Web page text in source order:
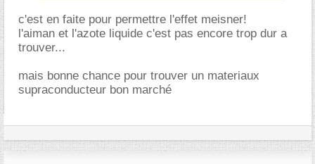
c'est en faite pour permettre l'effet meisner!
l'aiman et l'azote liquide c'est pas encore trop dur a
trouver...
mais bonne chance pour trouver un materiaux
supraconducteur bon marché